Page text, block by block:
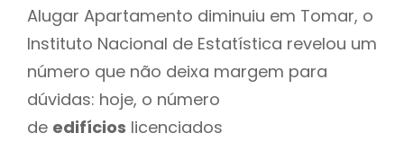
Alugar Apartamento diminuiu em Tomar, o
Instituto Nacional de Estatística revelou um
número que não deixa margem para
dúvidas: hoje, o número
de edifícios licenciados